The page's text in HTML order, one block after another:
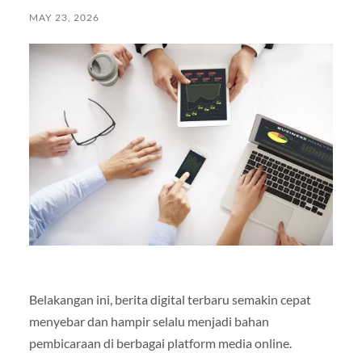
MAY 23, 2026
Belakangan ini, berita digital terbaru semakin cepat
menyebar dan hampir selalu menjadi bahan
pembicaraan di berbagai platform media online.